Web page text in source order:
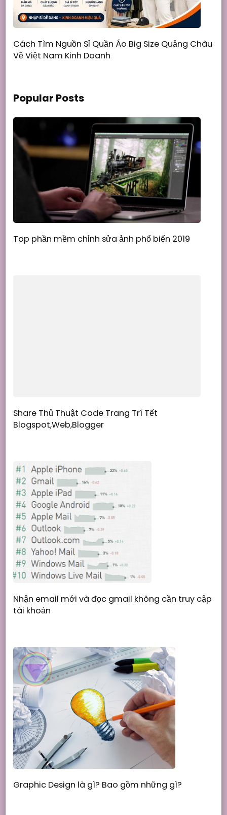
Cách Tìm Nguồn Sỉ Quần Áo Big Size Quảng Châu
Về Việt Nam Kinh Doanh
Popular Posts
Top phần mềm chỉnh sửa ảnh phổ biến 2019
Share Thủ Thuật Code Trang Trí Tết
Blogspot,Web,Blogger
Nhận email mới và đọc gmail không cần truy cập
tài khoản
Graphic Design là gì? Bao gồm những gì?